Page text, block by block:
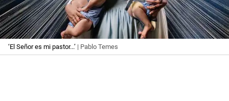
‘El Señor es mi pastor...’ | Pablo Temes